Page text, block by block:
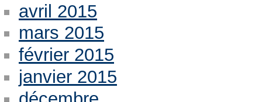
avril 2015
mars 2015
février 2015
janvier 2015